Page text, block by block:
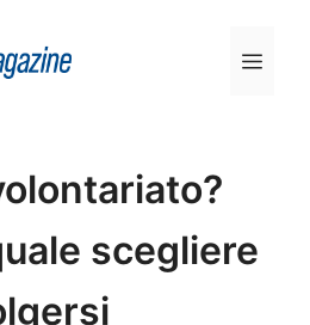
scegliere